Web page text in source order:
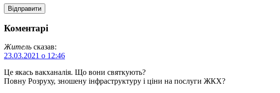
Коментарі
Житель сказав:
23.03.2021 о 12:46
Це якась вакханалія. Що вони святкують?
Повну Розруху, зношену інфраструктуру і ціни на послуги ЖКХ?